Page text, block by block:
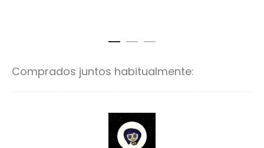
Comprados juntos habitualmente:
C
o